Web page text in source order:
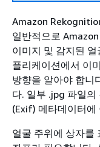
Amazon
일반적으로
이미지 및 감지된
플리케이션에서 이
방향을 알아야 합니
다. 일부 .jpg 파일의
(Exif) 메타데이터에
얼굴 주위에 상자를